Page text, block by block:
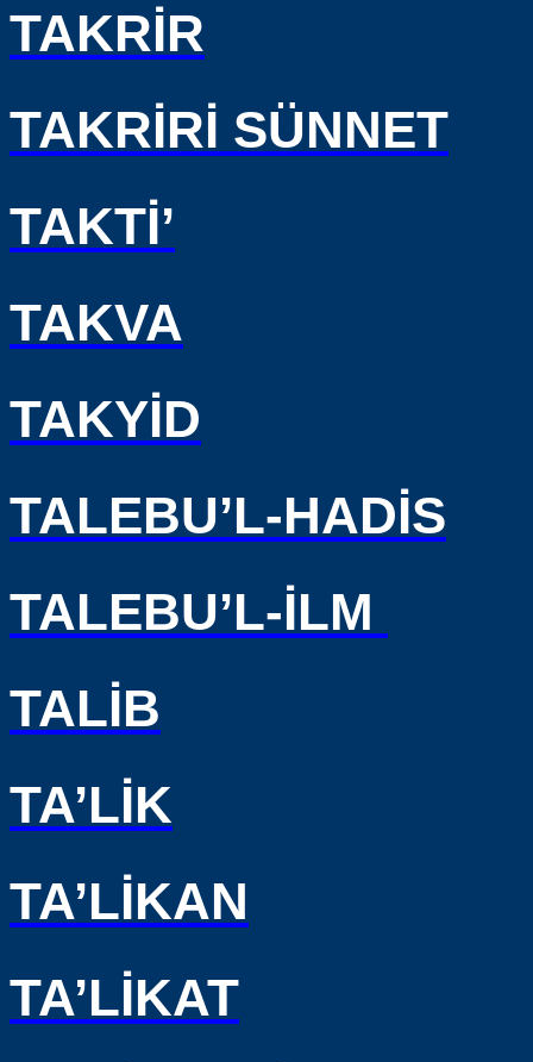
TAKRİR
TAKRİRİ SÜNNET
TAKTİ’
TAKVA
TAKYİD
TALEBU’L-HADİS
TALEBU’L-İLM
TALİB
TA’LİK
TA’LİKAN
TA’LİKAT